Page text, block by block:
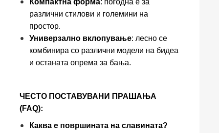
Компактна форма: погодна е за
различни стилови и големини на
простор.
Универзално вклопување: лесно се
комбинира со различни модели на бидеа
и останата опрема за бања.
ЧЕСТО ПОСТАВУВАНИ ПРАШАЊА
(FAQ):
Каква е површината на славината?